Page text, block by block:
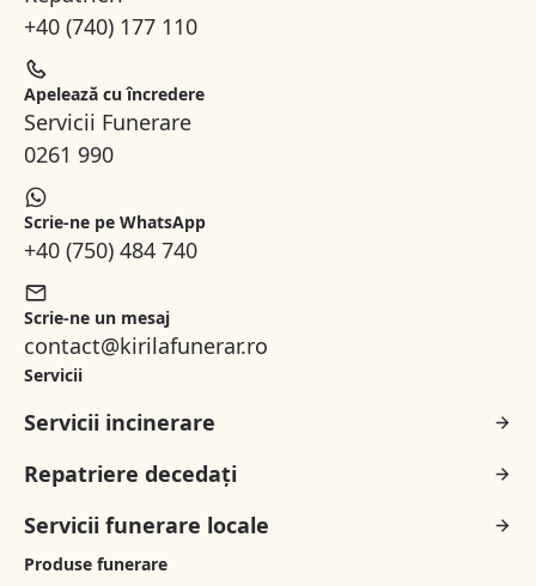
+40 (740) 177 110
Apelează cu încredere
Servicii Funerare
0261 990
Scrie-ne pe WhatsApp
+40 (750) 484 740
Scrie-ne un mesaj
contact@kirilafunerar.ro
Servicii
Servicii incinerare
Repatriere decedați
Servicii funerare locale
Produse funerare